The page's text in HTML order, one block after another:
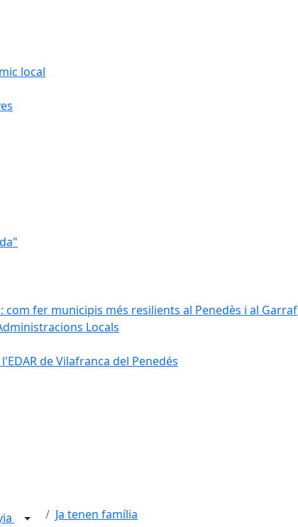
local
com fer municipis més resilients al Penedès i al Garraf
Locals
de Vilafranca del Penedés
Ja tenen família